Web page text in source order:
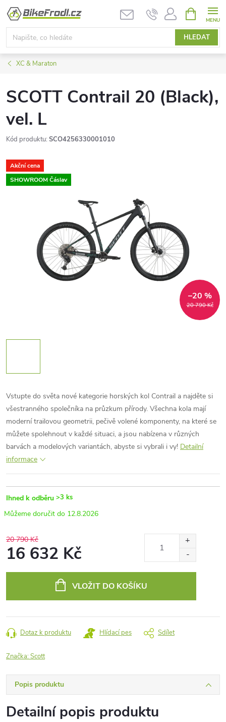
Přejít
obsah
HLEDAT
NÁKUPNÍ
KOŠÍK
XC & Maraton
SCOTT Contrail 20 (Black),
vel. L
Kód produktu: SCO4256330001010
Akční cena
SHOWROOM Čáslav
20 790 Kč
–20 %
Vstupte do světa nové kategorie horských kol Contrail a najděte si
všestranného společníka na průzkum přírody. Všechna kola mají
moderní trailovou geometrii, pečivě volené komponenty, na které se
můžete spolehnout v každé situaci, a jsou nabízena v různých
barvách a modelových variantách, abyste si vybrali i vy! Detailní
informace
Ihned k odběru >3 ks
12.8.2026
20 790 Kč
16 632 Kč
VLOŽIT DO KOŠÍKU
Dotaz k produktu Hlídací pes Sdílet
Značka:Scott
Popis produktu
Detailní popis produktu